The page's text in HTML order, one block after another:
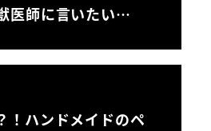
医師に言いたい…
！ハンドメイドのペ